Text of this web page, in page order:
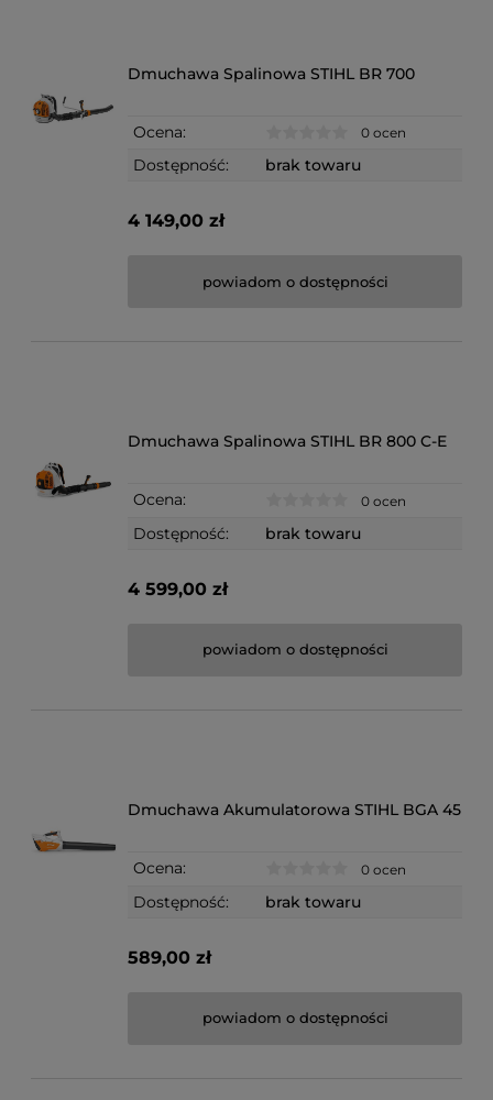
Dmuchawa Spalinowa STIHL BR 700
Ocena: 0 ocen
Dostępność: brak towaru
4 149,00 zł
powiadom o dostępności
Dmuchawa Spalinowa STIHL BR 800 C-E
Ocena: 0 ocen
Dostępność: brak towaru
4 599,00 zł
powiadom o dostępności
Dmuchawa Akumulatorowa STIHL BGA 45
Ocena: 0 ocen
Dostępność: brak towaru
589,00 zł
powiadom o dostępności